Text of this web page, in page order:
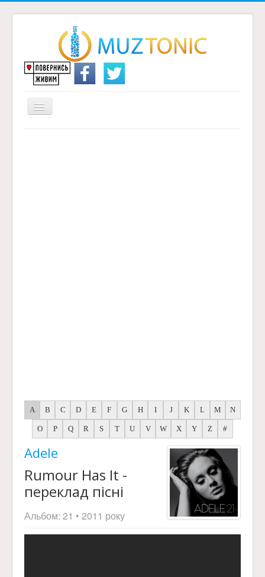
Перемикач
навігації
A B C D E F G H I J K L M N
O P Q R S T U V W X Y Z #
Adele
Rumour Has It -
переклад пісні
Альбом: 21 • 2011 року